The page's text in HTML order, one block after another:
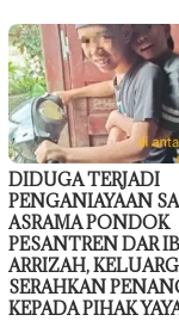
DIDUGA TERJADI
PENGANIAYAAN
ASRAMA PONDOK
PESANTREN DAR
ARRIZAH,
SERAHKAN
KEPADA PIHAK